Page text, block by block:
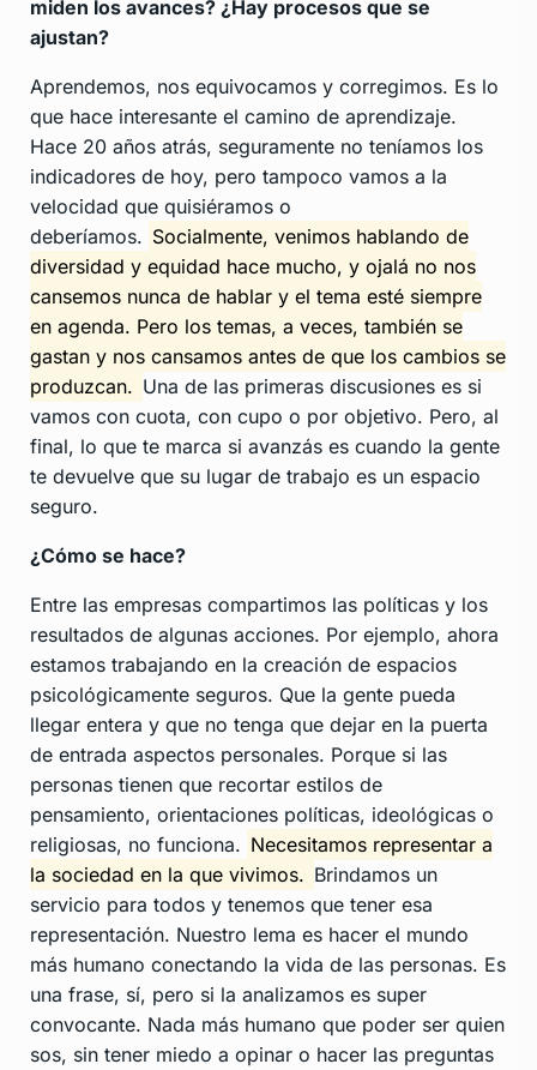
miden los avances? ¿Hay procesos que se
ajustan?
Aprendemos, nos equivocamos y corregimos. Es lo
que hace interesante el camino de aprendizaje.
Hace 20 años atrás, seguramente no teníamos los
indicadores de hoy, pero tampoco vamos a la
velocidad que quisiéramos o
deberíamos. Socialmente, venimos hablando de
diversidad y equidad hace mucho, y ojalá no nos
cansemos nunca de hablar y el tema esté siempre
en agenda. Pero los temas, a veces, también se
gastan y nos cansamos antes de que los cambios se
produzcan. Una de las primeras discusiones es si
vamos con cuota, con cupo o por objetivo. Pero, al
final, lo que te marca si avanzás es cuando la gente
te devuelve que su lugar de trabajo es un espacio
seguro.
¿Cómo se hace?
Entre las empresas compartimos las políticas y los
resultados de algunas acciones. Por ejemplo, ahora
estamos trabajando en la creación de espacios
psicológicamente seguros. Que la gente pueda
llegar entera y que no tenga que dejar en la puerta
de entrada aspectos personales. Porque si las
personas tienen que recortar estilos de
pensamiento, orientaciones políticas, ideológicas o
religiosas, no funciona. Necesitamos representar a
la sociedad en la que vivimos. Brindamos un
servicio para todos y tenemos que tener esa
representación. Nuestro lema es hacer el mundo
más humano conectando la vida de las personas. Es
una frase, sí, pero si la analizamos es super
convocante. Nada más humano que poder ser quien
sos, sin tener miedo a opinar o hacer las preguntas